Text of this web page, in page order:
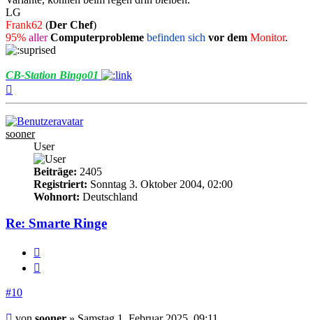
LG
Frank62 (Der Chef)
95% aller Computerprobleme befinden sich vor dem Monitor.
CB-Station Bingo01
sooner
User
Beiträge: 2405
Registriert: Sonntag 3. Oktober 2004, 02:00
Wohnort: Deutschland
Re: Smarte Ringe
#10
Beitrag